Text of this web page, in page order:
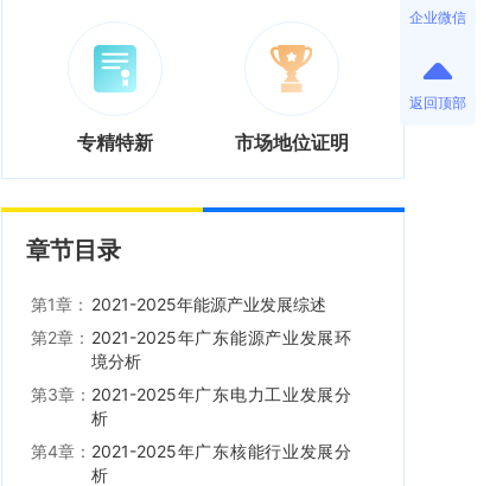
专精特新 市场地位证明
章节目录
第1章： 2021-2025年能源产业发展综述
第2章： 2021-2025年广东能源产业发展环
境分析
第3章： 2021-2025年广东电力工业发展分
析
第4章： 2021-2025年广东核能行业发展分
析
企业微信
返回顶部